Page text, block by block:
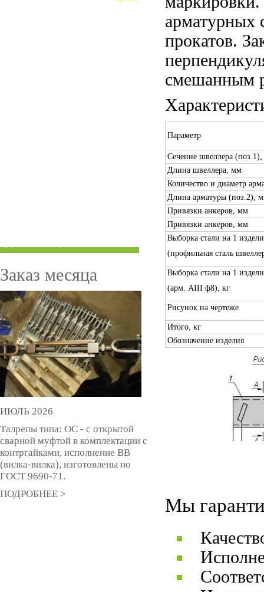
арматурных
прокатов.
смешанным
Параметр
Сечение швеллера
Длина швеллера, мм
Количество и диаметр
Длина арматуры (поз.2),
Привязки анкеров, мм
Привязки анкеров, мм
Выборка стали на 1
(профильная сталь
Выборка стали на 1
(арм. AIII ф8), кг
Рисунок на чертеже
Итого, кг
Обозначение изделия
Мы
Заказ месяца
ИЮЛЬ 2026
Талрепы типа: ОС - с открытой
сварной муфтой в комплектации с
контргайками, исполнение ВВ
(вилка-вилка), изготовлены по
ГОСТ 9690-71.
ПОДРОБНЕЕ >